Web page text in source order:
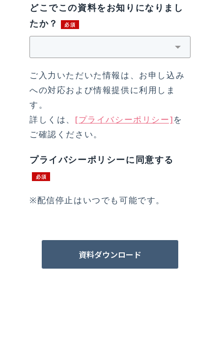
どこでこの資料をお知りになりまし
たか？
ご入力いただいた情報は、お申し込み
への対応および情報提供に利用しま
す。
詳しくは、 [プライバシーポリシー]を
ご確認ください。
プライバシーポリシーに同意する
※配信停止はいつでも可能です。
資料ダウンロード